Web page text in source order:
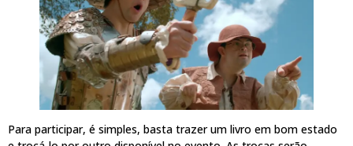
Para participar, é simples, basta trazer um livro em bom estado